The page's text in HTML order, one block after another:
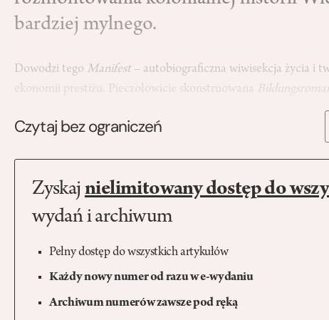
bardziej mylnego.
Dowodzi tego Manifest – autobiograficzna wiwisekcja życia i
ekonomii prestiżu. Pieczołowicie skonstruowana
Czytaj bez ograniczeń
Zyskaj nielimitowany dostęp do
wydań i archiwum
Pełny dostęp do wszystkich artykułów
Każdy nowy numer od razu w e-wydaniu
Archiwum numerów zawsze pod ręką